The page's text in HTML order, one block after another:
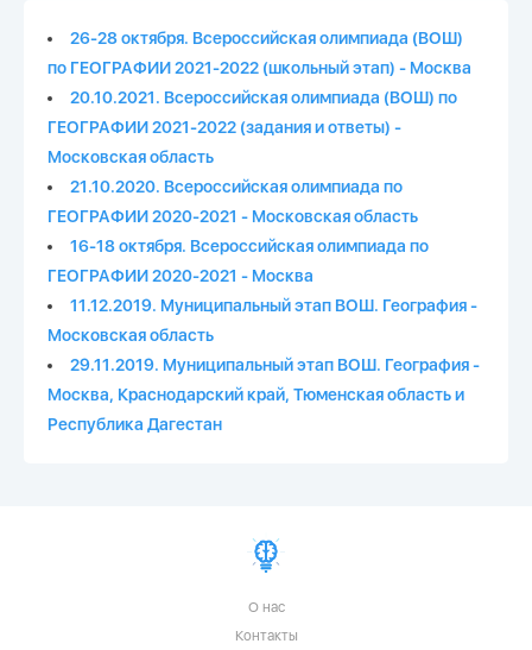
26-28 октября. Всероссийская олимпиада (ВОШ)
по ГЕОГРАФИИ 2021-2022 (школьный этап) - Москва
20.10.2021. Всероссийская олимпиада (ВОШ) по
ГЕОГРАФИИ 2021-2022 (задания и ответы) -
Московская область
21.10.2020. Всероссийская олимпиада по
ГЕОГРАФИИ 2020-2021 - Московская область
16-18 октября. Всероссийская олимпиада по
ГЕОГРАФИИ 2020-2021 - Москва
11.12.2019. Муниципальный этап ВОШ. География -
Московская область
29.11.2019. Муниципальный этап ВОШ. География -
Москва, Краснодарский край, Тюменская область и
Республика Дагестан
О нас
Контакты